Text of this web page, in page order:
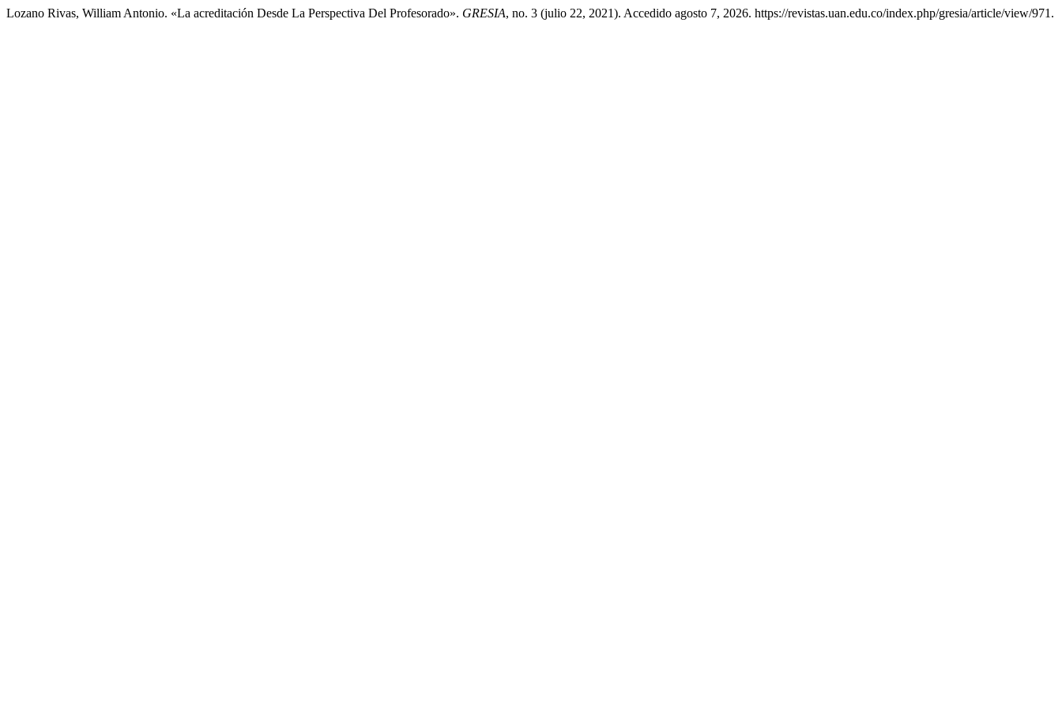
Lozano Rivas, William Antonio. «La acreditación Desde La Perspectiva Del Profesorado». GRESIA, no. 3 (julio 22, 2021). Accedido agosto 7, 2026. https://revistas.uan.edu.co/index.php/gresia/article/view/971.